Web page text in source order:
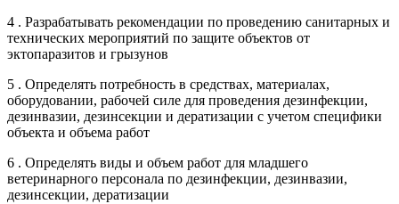
4 . Разрабатывать рекомендации по проведению санитарных и
технических мероприятий по защите объектов от
эктопаразитов и грызунов
5 . Определять потребность в средствах, материалах,
оборудовании, рабочей силе для проведения дезинфекции,
дезинвазии, дезинсекции и дератизации с учетом специфики
объекта и объема работ
6 . Определять виды и объем работ для младшего
ветеринарного персонала по дезинфекции, дезинвазии,
дезинсекции, дератизации